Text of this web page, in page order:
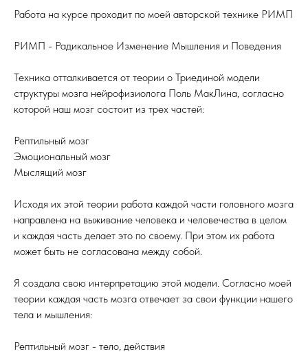
Работа на курсе проходит по моей авторской технике РИМП
РИМП - Радикальное Изменение Мышления и Поведения
Техника отталкивается от теории о Триединой модели
структуры мозга нейрофизиолога Поль МакЛина, согласно
которой наш мозг состоит из трех частей:
Рептильный мозг
Эмоциональный мозг
Мыслящий мозг
Исходя их этой теории работа каждой части головного мозга
направлена на выживание человека и человечества в целом
и каждая часть делает это по своему. При этом их работа
может быть не согласована между собой.
Я создала свою интерпретацию этой модели. Согласно моей
теории каждая часть мозга отвечает за свои функции нашего
тела и мышления:
Рептильный мозг - тело, действия